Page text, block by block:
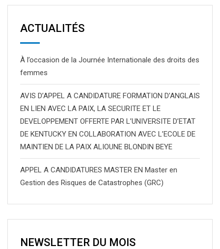
ACTUALITÉS
À l’occasion de la Journée Internationale des droits des
femmes
AVIS D’APPEL A CANDIDATURE FORMATION D’ANGLAIS
EN LIEN AVEC LA PAIX, LA SECURITE ET LE
DEVELOPPEMENT OFFERTE PAR L’UNIVERSITE D’ETAT
DE KENTUCKY EN COLLABORATION AVEC L’ECOLE DE
MAINTIEN DE LA PAIX ALIOUNE BLONDIN BEYE
APPEL A CANDIDATURES MASTER EN Master en
Gestion des Risques de Catastrophes (GRC)
NEWSLETTER DU MOIS